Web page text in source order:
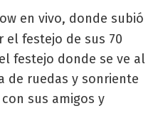
en vivo, donde subió
el festejo de sus 70
festejo donde se ve al
de ruedas y sonriente
sus amigos y